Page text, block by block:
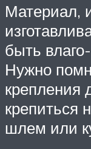
Материал,
быть
Нужно
крепления
крепиться
шлем или